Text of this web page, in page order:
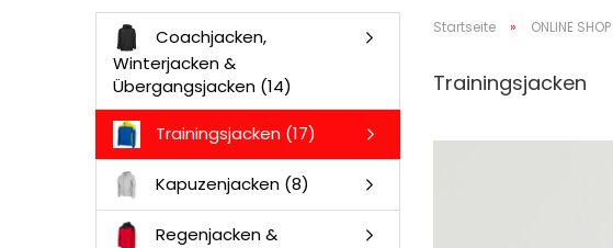
Startseite » ONLINE SHOP
Trainingsjacken
Coachjacken,
Winterjacken &
Übergangsjacken (14)
Trainingsjacken (17)
Kapuzenjacken (8)
Regenjacken &